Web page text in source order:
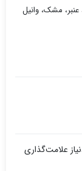
مشک، وانیل
علامت‌گذاری